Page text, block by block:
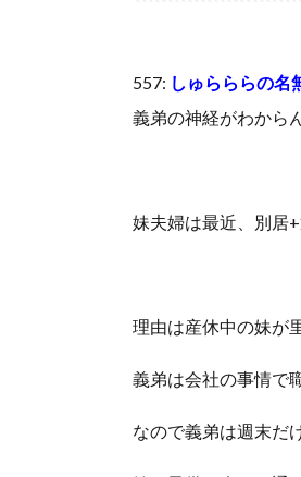
557: しゅらららの名
義弟の神経がわから
妹夫婦は最近、別居
理由は産休中の妹が
義弟は会社の事情で
なので義弟は週末だ